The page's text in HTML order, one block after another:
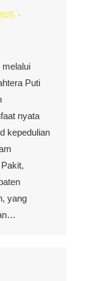
melalui
Puti
nyata
kepedulian
yang